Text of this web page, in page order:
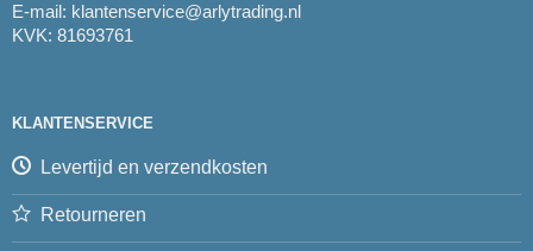
E-mail: klantenservice@arlytrading.nl
KVK: 81693761
KLANTENSERVICE
Levertijd en verzendkosten
Retourneren